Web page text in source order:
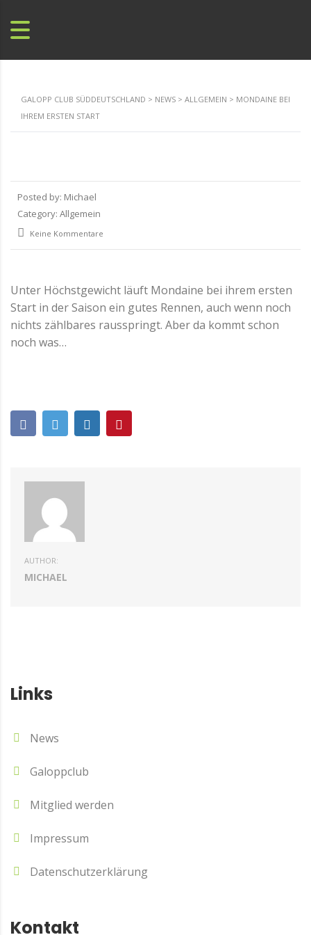
GALOPP CLUB SÜDDEUTSCHLAND > NEWS > ALLGEMEIN > MONDAINE BEI
IHREM ERSTEN START
Posted by: Michael
Category: Allgemein
Keine Kommentare
Unter Höchstgewicht läuft Mondaine bei ihrem ersten
Start in der Saison ein gutes Rennen, auch wenn noch
nichts zählbares rausspringt. Aber da kommt schon
noch was…
AUTHOR:
MICHAEL
Links
News
Galoppclub
Mitglied werden
Impressum
Datenschutzerklärung
Kontakt